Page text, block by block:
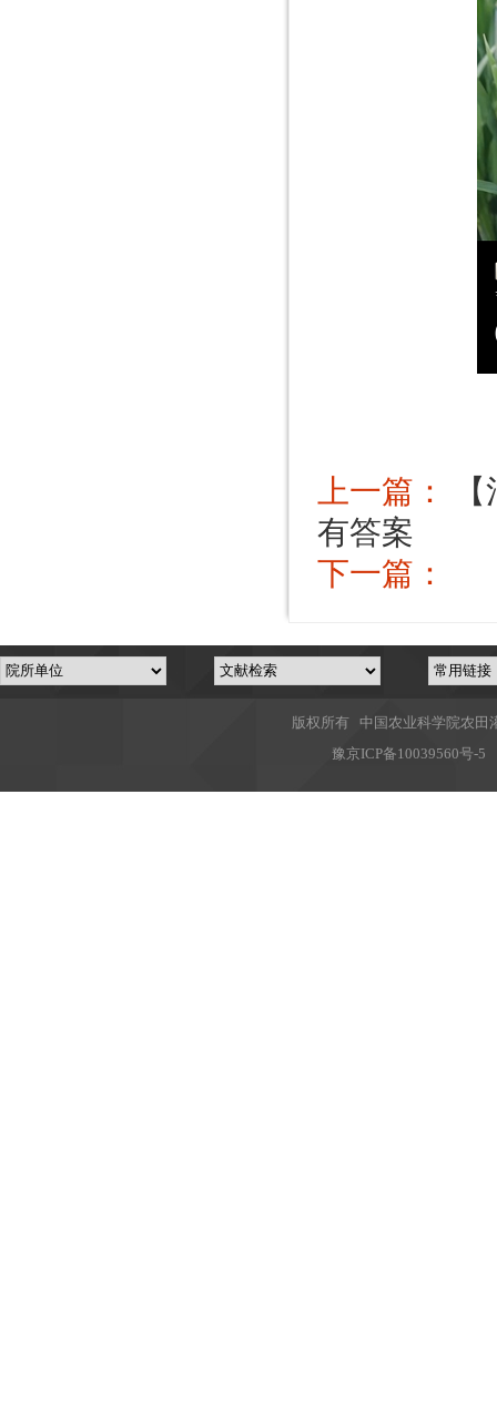
上一篇：
有答案
下一篇：
版权所有 中国农业科学院农
豫京ICP备10039560号-5